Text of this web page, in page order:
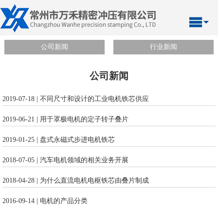
公司新闻 行业新闻
公司新闻
2019-07-18 | 不同尺寸和设计的工业电机铁芯供应
2019-06-21 | 用于罩极电机的定子转子叠片
2019-01-25 | 盘式永磁式步进电机铁芯
2018-07-05 | 汽车电机领域的相关业务开展
2018-04-28 | 为什么直流电机电枢铁芯由叠片制成
2016-09-14 | 电机的产品分类